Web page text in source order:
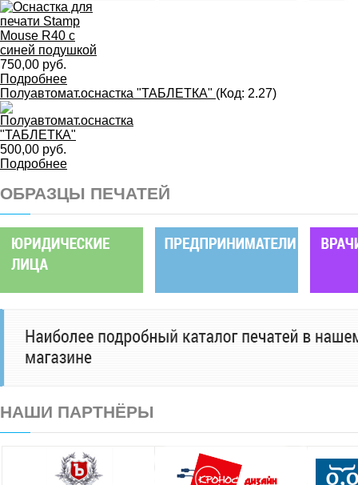
750,00 руб.
Подробнее
Полуавтомат.оснастка "ТАБЛЕТКА" (Код: 2.27)
500,00 руб.
Подробнее
ОБРАЗЦЫ ПЕЧАТЕЙ
НАШИ ПАРТНЁРЫ